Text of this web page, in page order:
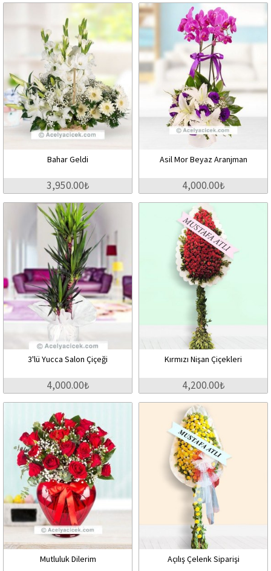
Bahar Geldi
3,950.00₺
Asil Mor Beyaz Aranjman
4,000.00₺
3'lü Yucca Salon Çiçeği
4,000.00₺
Kırmızı Nişan Çiçekleri
4,200.00₺
Mutluluk Dilerim Açılış Çelenk Siparişi